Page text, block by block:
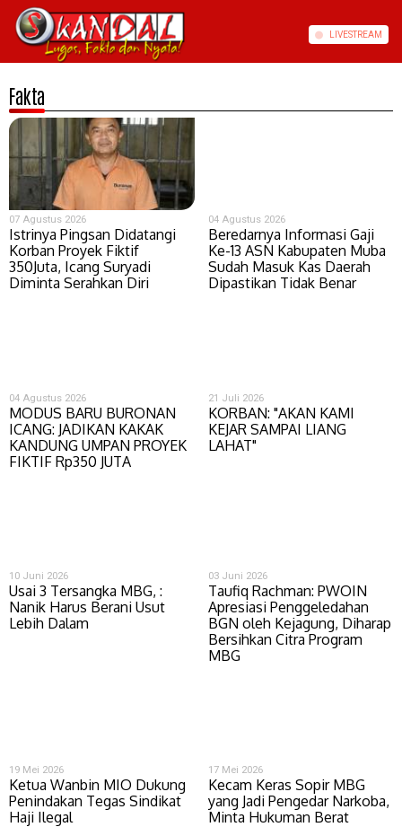
LIVESTREAM
Fakta
07 Agustus 2026
Istrinya Pingsan Didatangi
Korban Proyek Fiktif
350Juta, Icang Suryadi
Diminta Serahkan Diri
04 Agustus 2026
Beredarnya Informasi Gaji
Ke-13 ASN Kabupaten Muba
Sudah Masuk Kas Daerah
Dipastikan Tidak Benar
04 Agustus 2026
MODUS BARU BURONAN
ICANG: JADIKAN KAKAK
KANDUNG UMPAN PROYEK
FIKTIF Rp350 JUTA
21 Juli 2026
KORBAN: "AKAN KAMI
KEJAR SAMPAI LIANG
LAHAT"
10 Juni 2026
Usai 3 Tersangka MBG, :
Nanik Harus Berani Usut
Lebih Dalam
03 Juni 2026
Taufiq Rachman: PWOIN
Apresiasi Penggeledahan
BGN oleh Kejagung, Diharap
Bersihkan Citra Program
MBG
19 Mei 2026
Ketua Wanbin MIO Dukung
Penindakan Tegas Sindikat
Haji Ilegal
17 Mei 2026
Kecam Keras Sopir MBG
yang Jadi Pengedar Narkoba,
Minta Hukuman Berat